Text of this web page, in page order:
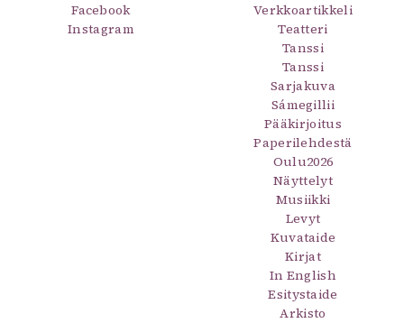
Facebook
Instagram
Verkkoartikkeli
Teatteri
Tanssi
Tanssi
Sarjakuva
Sámegillii
Pääkirjoitus
Paperilehdestä
Oulu2026
Näyttelyt
Musiikki
Levyt
Kuvataide
Kirjat
In English
Esitystaide
Arkisto